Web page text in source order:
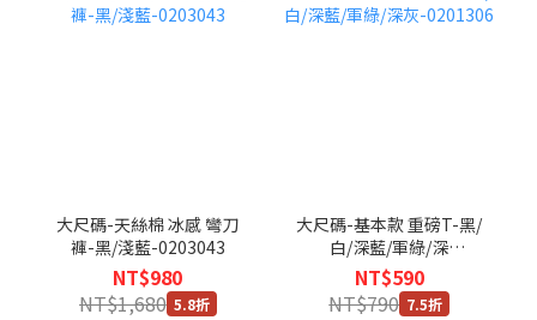
大尺碼-天絲棉 冰感 彎刀
褲-黑/淺藍-0203043
NT$980
NT$1,680 5.8折
大尺碼-基本款 重磅T-黑/
白/深藍/軍綠/深
灰-0201306
NT$590
NT$790 7.5折